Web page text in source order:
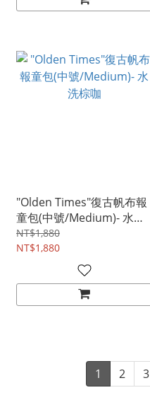
"Olden Times"復古帆布報
童包(中號/Medium)- 水洗
棕咖
NT$1,880
NT$1,880
1 2 3